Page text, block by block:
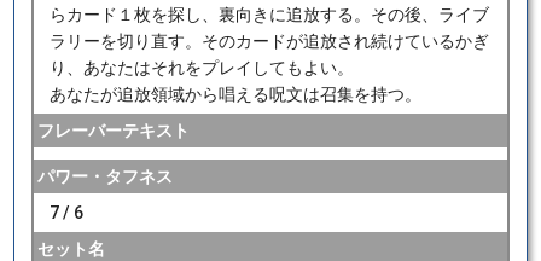
らカード１枚を探し、裏向きに追放する。その後、ライブ
ラリーを切り直す。そのカードが追放され続けているかぎ
り、あなたはそれをプレイしてもよい。
あなたが追放領域から唱える呪文は召集を持つ。
フレーバーテキスト
パワー・タフネス
7 / 6
セット名